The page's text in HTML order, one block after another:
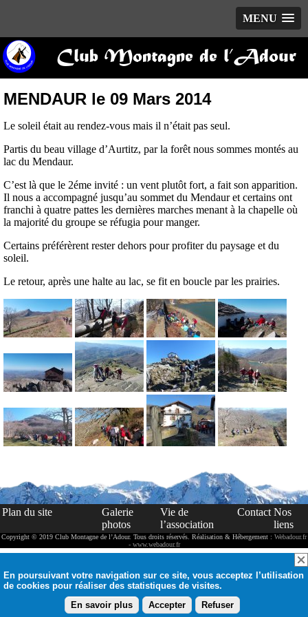
En poursuivant votre navigation sur ce site, vous acceptez l’utilisation
de cookies pour réaliser des statistiques de visites.
En savoir plus
Accepter Refuser
MENU
Club Montagne de l’Adour
MENDAUR le 09 Mars 2014
Le soleil était au rendez-vous mais il n’était pas seul.
Partis du beau village d’Aurtitz, par la forêt nous sommes montés au
lac du Mendaur.
C’est là que le 2éme invité : un vent plutôt fort, a fait son apparition.
Il nous a accompagné jusqu’au sommet du Mendaur et certains ont
franchi à quatre pattes les dernières marches menant à la chapelle où
la majorité du groupe se réfugia pour manger.
Certains préférèrent rester dehors pour profiter du paysage et du
soleil.
Le retour, après une halte au lac, se fit en boucle par les prairies.
Plan du site
Galerie
photos
Vie de
l’association
Contact Nos
liens
Copyright © 2019 Club Montagne de l’Adour. Tous droits réservés. Réalisation & Hébergement : Webadour.fr
- www.webadour.fr